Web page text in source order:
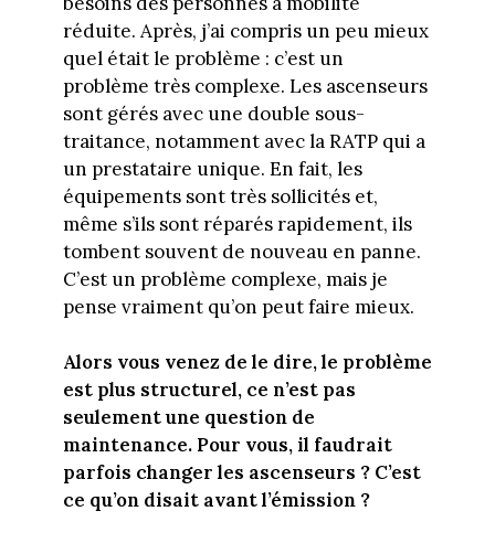
réduite. Après, j’ai compris un peu mieux
quel était le problème : c’est un
problème très complexe. Les ascenseurs
sont gérés avec une double sous-
traitance, notamment avec la RATP qui a
un prestataire unique. En fait, les
équipements sont très sollicités et,
même s’ils sont réparés rapidement, ils
tombent souvent de nouveau en panne.
C’est un problème complexe, mais je
pense vraiment qu’on peut faire mieux.
Alors vous venez de le dire, le problème
est plus structurel, ce n’est pas
seulement une question de
maintenance. Pour vous, il faudrait
parfois changer les ascenseurs ? C’est
ce qu’on disait avant l’émission ?